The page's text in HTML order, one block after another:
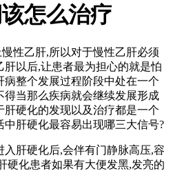
怎么治疗
乙肝,所以对于慢性乙肝必须
以后,让患者最为担心的就是怕
病整个发展过程阶段中处在一个
得当那么疾病就会继续发展形成
硬化的发现以及治疗都是一个
肝硬化最容易出现哪三大信号?
肝硬化后,会伴有门静脉高压,容
硬化患者如果有大便发黑,发亮的